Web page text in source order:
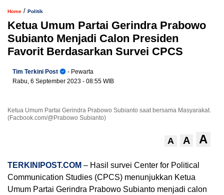
Home / Politik
Ketua Umum Partai Gerindra Prabowo
Subianto Menjadi Calon Presiden
Favorit Berdasarkan Survei CPCS
Tim Terkini Post
- Pewarta
Rabu, 6 September 2023 - 08:55 WIB
Ketua Umum Partai Gerindra Prabowo Subianto saat bersama Masyarakat.
(Facbook.com/@Prabowo Subianto)
A A A
TERKINIPOST.COM – Hasil survei Center for Political
Communication Studies (CPCS) menunjukkan Ketua
Umum Partai Gerindra Prabowo Subianto menjadi calon